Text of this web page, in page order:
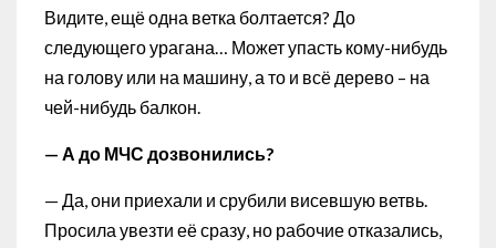
Видите, ещё одна ветка болтается? До
следующего урагана… Может упасть кому-нибудь
на голову или на машину, а то и всё дерево – на
чей-нибудь балкон.
— А до МЧС дозвонились?
— Да, они приехали и срубили висевшую ветвь.
Просила увезти её сразу, но рабочие отказались,